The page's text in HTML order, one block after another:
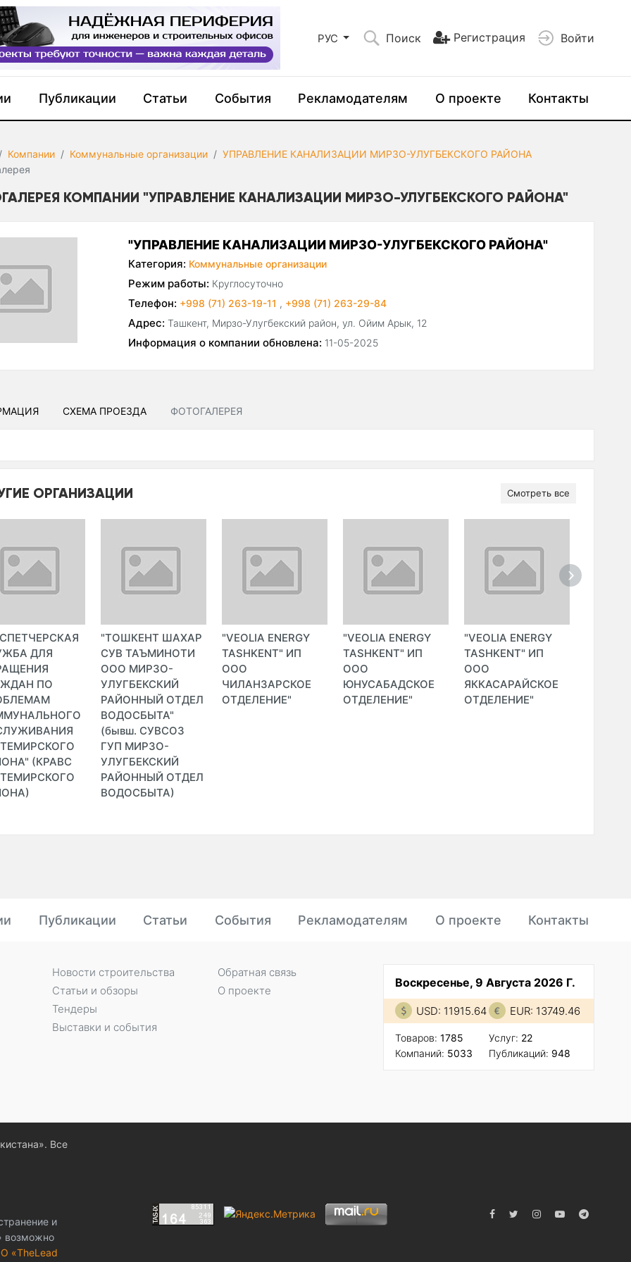
РУС Поиск Регистрация Войти
Публикации Статьи События Рекламодателям О проекте Контакты
Компании Коммунальные организации
УПРАВЛЕНИЕ КАНАЛИЗАЦИИ МИРЗО-УЛУГБЕКСКОГО РАЙОНА
КОМПАНИИ "УПРАВЛЕНИЕ КАНАЛИЗАЦИИ МИРЗО-УЛУГБЕКСКОГО РАЙОНА"
"УПРАВЛЕНИЕ КАНАЛИЗАЦИИ МИРЗО-УЛУГБЕКСКОГО РАЙОНА"
Категория: Коммунальные организации
Режим работы: Круглосуточно
Телефон: +998 (71) 263-19-11 , +998 (71) 263-29-84
Адрес: Ташкент, Мирзо-Улугбекский район, ул. Ойим Арык, 12
Информация о компании обновлена: 11-05-2025
СХЕМА ПРОЕЗДА ФОТОГАЛЕРЕЯ
ОРГАНИЗАЦИИ Смотреть все
ДЛЯ
ПО
(КРАВС
"ТОШКЕНТ ШАХАР
СУВ ТАЪМИНОТИ
ООО МИРЗО-
УЛУГБЕКСКИЙ
РАЙОННЫЙ ОТДЕЛ
ВОДОСБЫТА"
(бывш. СУВСОЗ
ГУП МИРЗО-
УЛУГБЕКСКИЙ
РАЙОННЫЙ ОТДЕЛ
ВОДОСБЫТА)
"VEOLIA ENERGY
TASHKENT" ИП
ООО
ЧИЛАНЗАРСКОЕ
ОТДЕЛЕНИЕ"
"VEOLIA ENERGY
TASHKENT" ИП
ООО
ЮНУСАБАДСКОЕ
ОТДЕЛЕНИЕ"
"VEOLIA ENERGY
TASHKENT" ИП
ООО
ЯККАСАРАЙСКОЕ
ОТДЕЛЕНИЕ"
Публикации Статьи События Рекламодателям О проекте Контакты
Воскресенье, 9 Августа 2026 Г.
USD: 11915.64 EUR: 13749.46
Товаров: 1785
Компаний: 5033
Услуг: 22
Публикаций: 948
Новости строительства
Статьи и обзоры
Тендеры
Выставки и события
Обратная связь
О проекте
Все
и
возможно
«TheLead